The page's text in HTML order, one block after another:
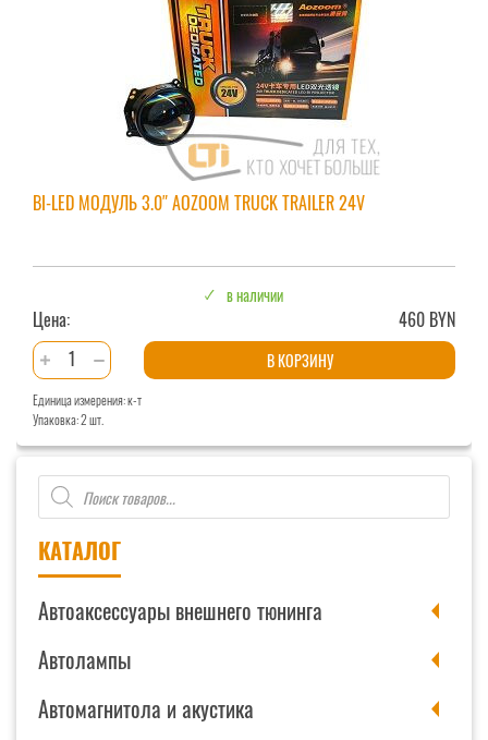
Поиск
товаров
КАТАЛОГ
Автоаксессуары внешнего тюнинга
Автолампы
Автомагнитола и акустика
BI-LED МОДУЛЬ 3.0″ AOZOOM TRUCK TRAILER 24V
в наличии
Цена:
460 BYN
Количество
товара
Bi-
LED
модуль
3.0"
AOZOOM
Truck
Trailer
В КОРЗИНУ
Единица измерения: к-т
Упаковка: 2 шт.